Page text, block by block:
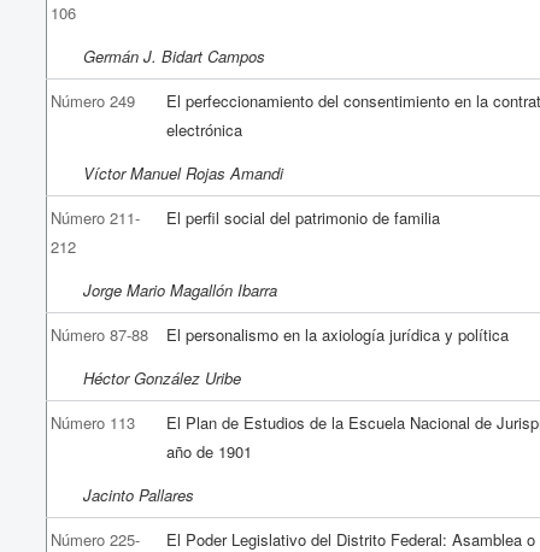
106
Germán J. Bidart Campos
Número 249
El perfeccionamiento del consentimiento en la
electrónica
Víctor Manuel Rojas Amandi
Número 211-
212
El perfil social del patrimonio de familia
Jorge Mario Magallón Ibarra
Número 87-88
El personalismo en la axiología jurídica y política
Héctor González Uribe
Número 113
El Plan de Estudios de la Escuela Nacional de
año de 1901
Jacinto Pallares
Número 225-
El Poder Legislativo del Distrito Federal: Asamblea o